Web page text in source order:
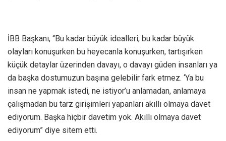
İBB Başkanı, “Bu kadar büyük idealleri, bu kadar büyük
olayları konuşurken bu heyecanla konuşurken, tartışırken
küçük detaylar üzerinden davayı, o davayı güden insanları ya
da başka dostumuzun başına gelebilir fark etmez. ‘Ya bu
insan ne yapmak istedi, ne istiyor’u anlamadan, anlamaya
çalışmadan bu tarz girişimleri yapanları akıllı olmaya davet
ediyorum. Başka hiçbir davetim yok. Akıllı olmaya davet
ediyorum” diye sitem etti.